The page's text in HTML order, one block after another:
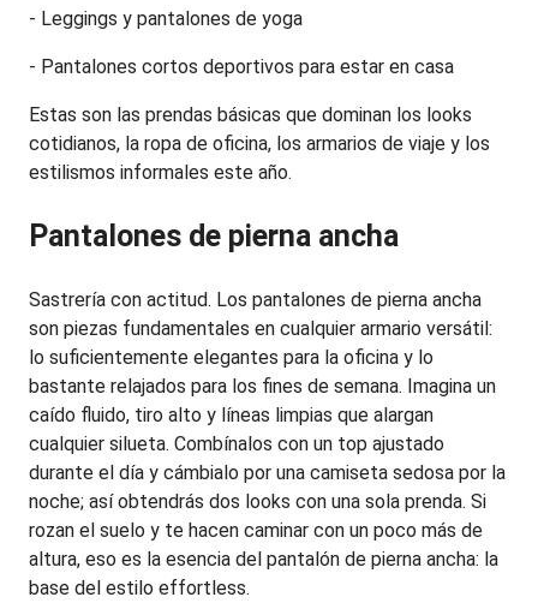
- Leggings y pantalones de yoga
- Pantalones cortos deportivos para estar en casa
Estas son las prendas básicas que dominan los looks
cotidianos, la ropa de oficina, los armarios de viaje y los
estilismos informales este año.
Pantalones de pierna ancha
Sastrería con actitud. Los pantalones de pierna ancha
son piezas fundamentales en cualquier armario versátil:
lo suficientemente elegantes para la oficina y lo
bastante relajados para los fines de semana. Imagina un
caído fluido, tiro alto y líneas limpias que alargan
cualquier silueta. Combínalos con un top ajustado
durante el día y cámbialo por una camiseta sedosa por la
noche; así obtendrás dos looks con una sola prenda. Si
rozan el suelo y te hacen caminar con un poco más de
altura, eso es la esencia del pantalón de pierna ancha: la
base del estilo effortless.